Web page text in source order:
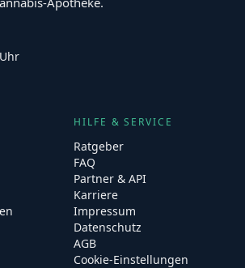
HILFE & SERVICE
Ratgeber
FAQ
Partner & API
Karriere
Impressum
Datenschutz
AGB
Cookie-Einstellungen